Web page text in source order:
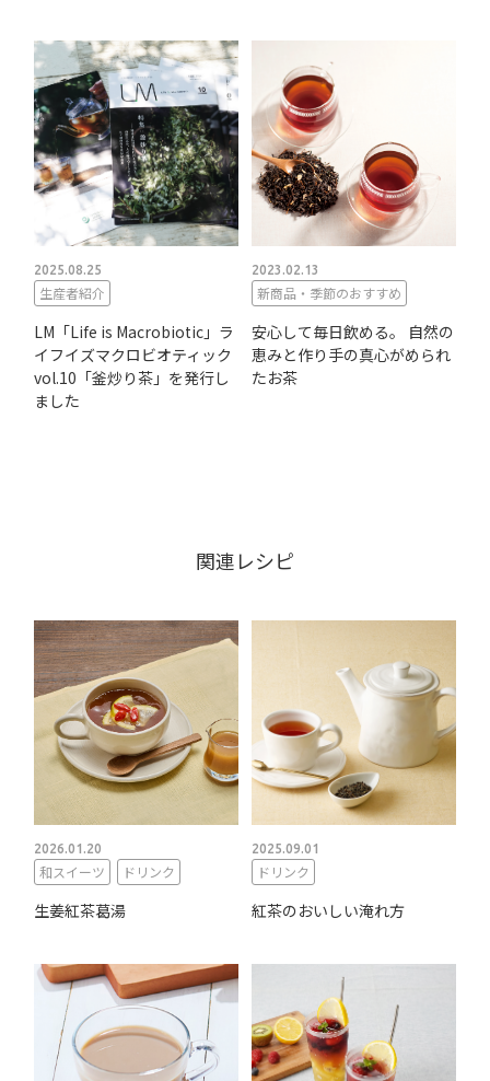
2025.08.25
生産者紹介
LM「Life is Macrobiotic」ラ
イフイズマクロビオティック
vol.10「釜炒り茶」を発行し
ました
2023.02.13
新商品・季節のおすすめ
安心して毎日飲める。 自然の
恵みと作り手の真心がめられ
たお茶
関連レシピ
2026.01.20
和スイーツ ドリンク
生姜紅茶葛湯
2025.09.01
ドリンク
紅茶のおいしい淹れ方